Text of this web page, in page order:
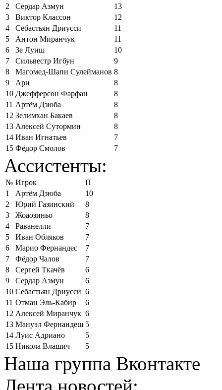
2
Сердар Азмун
13
3
Виктор Классон
12
4
Себастьян Дриусси
11
5
Антон Миранчук
11
6
Зе Луиш
10
7
Сильвестр Игбун
9
8
Магомед-Шапи Сулейманов 8
9
Ари
8
10 Джефферсон Фарфан
8
11 Артём Дзюба
8
12 Зелимхан Бакаев
8
13 Алексей Сутормин
8
14 Иван Игнатьев
7
15 Фёдор Смолов 7
Ассистенты:
№ Игрок
П
1
Артём Дзюба
10
2
Юрий Газинский
8
3
Жоаозиньо
8
4
Раванелли
7
5
Иван Обляков
7
6
Марио Фернандес
7
7
Фёдор Чалов
7
8
Сергей Ткачёв
6
9
Сердар Азмун
6
10 Себастьян Дриусси 6
11 Отман Эль-Кабир
6
12 Алексей Миранчук 6
13 Мануэл Фернандеш 5
14 Луис Адриано
5
15 Никола Влашич 5
Наша группа Вконтакте
Лента новостей: